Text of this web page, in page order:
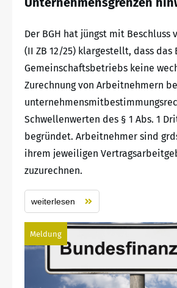
Der BGH hat jüngst mit Beschluss
(II ZB 12/25) klargestellt, dass das
Gemeinschaftsbetriebs keine
Zurechnung von Arbeitnehmern
Schwellenwerten des § 1 Abs. 1
begründet. Arbeitnehmer sind
ihrem jeweiligen
zuzurechnen.
weiterlesen
Meldung